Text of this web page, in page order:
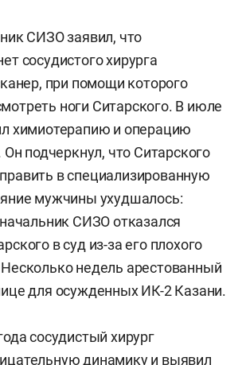
СИЗО заявил, что
сосудистого хирурга
при помощи которого
ноги Ситарского. В июле
химиотерапию и операцию
Он подчеркнул, что Ситарского
в специализированную
мужчины ухудшалось:
СИЗО отказался
в суд из-за его плохого
недель арестованный
для осужденных ИК-2 Казани.
сосудистый хирург
динамику и выявил